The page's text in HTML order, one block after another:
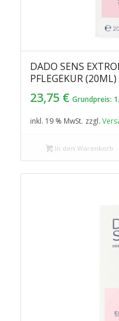
DADO SENS
PFLEGEKUR (20ML)
23,75 € Grundpreis:
inkl. 19 % MwSt. zzgl.
In den Warenkorb